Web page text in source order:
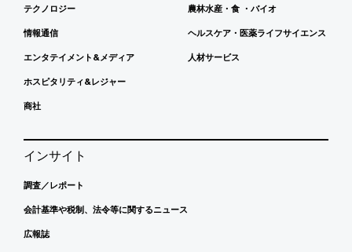
テクノロジー
情報通信
エンタテイメント&メディア
ホスピタリティ&レジャー
商社
農林水産・食 ・バイオ
ヘルスケア・医薬ライフサイエンス
人材サービス
インサイト
調査／レポート
会計基準や税制、法令等に関するニュース
広報誌